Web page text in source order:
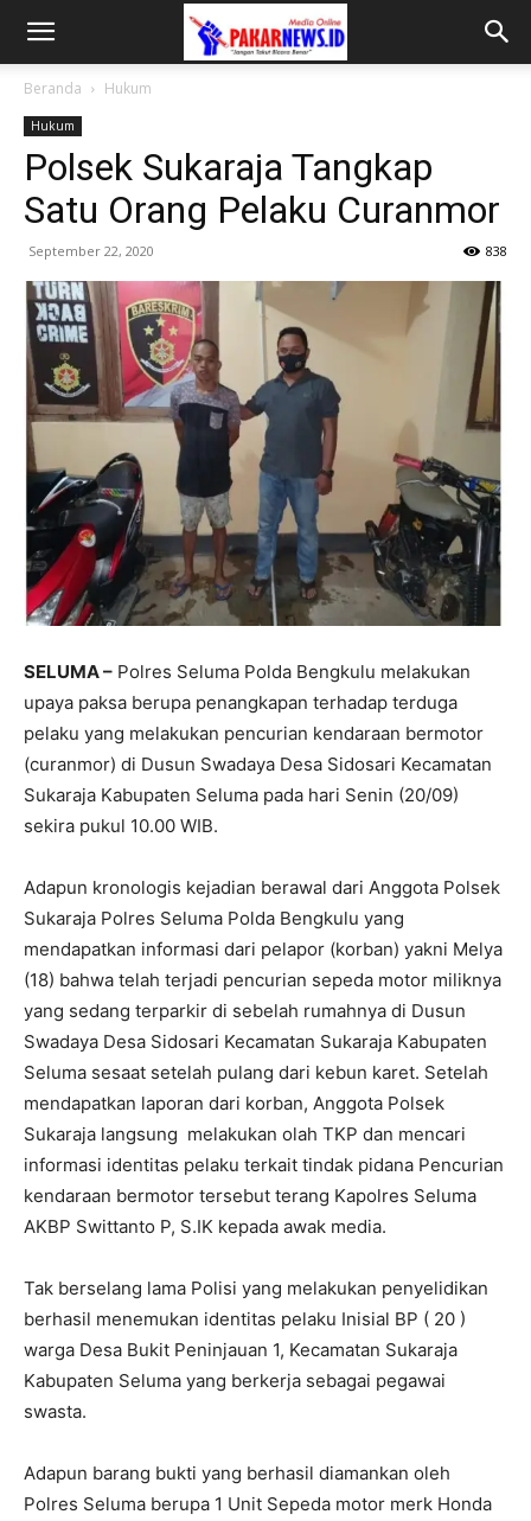
Beranda Hukum
Hukum
Polsek Sukaraja Tangkap
Satu Orang Pelaku Curanmor
September 22, 2020 838
SELUMA – Polres Seluma Polda Bengkulu melakukan
upaya paksa berupa penangkapan terhadap terduga
pelaku yang melakukan pencurian kendaraan bermotor
(curanmor) di Dusun Swadaya Desa Sidosari Kecamatan
Sukaraja Kabupaten Seluma pada hari Senin (20/09)
sekira pukul 10.00 WIB.
Adapun kronologis kejadian berawal dari Anggota Polsek
Sukaraja Polres Seluma Polda Bengkulu yang
mendapatkan informasi dari pelapor (korban) yakni Melya
(18) bahwa telah terjadi pencurian sepeda motor miliknya
yang sedang terparkir di sebelah rumahnya di Dusun
Swadaya Desa Sidosari Kecamatan Sukaraja Kabupaten
Seluma sesaat setelah pulang dari kebun karet. Setelah
mendapatkan laporan dari korban, Anggota Polsek
Sukaraja langsung melakukan olah TKP dan mencari
informasi identitas pelaku terkait tindak pidana Pencurian
kendaraan bermotor tersebut terang Kapolres Seluma
AKBP Swittanto P, S.IK kepada awak media.
Tak berselang lama Polisi yang melakukan penyelidikan
berhasil menemukan identitas pelaku Inisial BP ( 20 )
warga Desa Bukit Peninjauan 1, Kecamatan Sukaraja
Kabupaten Seluma yang berkerja sebagai pegawai
swasta.
Adapun barang bukti yang berhasil diamankan oleh
Polres Seluma berupa 1 Unit Sepeda motor merk Honda